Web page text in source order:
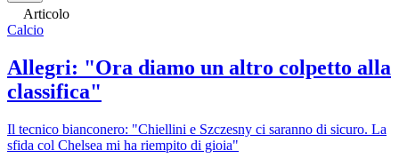
Articolo
Calcio
Allegri: "Ora diamo un altro colpetto alla
classifica"
Il tecnico bianconero: "Chiellini e Szczesny ci saranno di sicuro. La
sfida col Chelsea mi ha riempito di gioia"